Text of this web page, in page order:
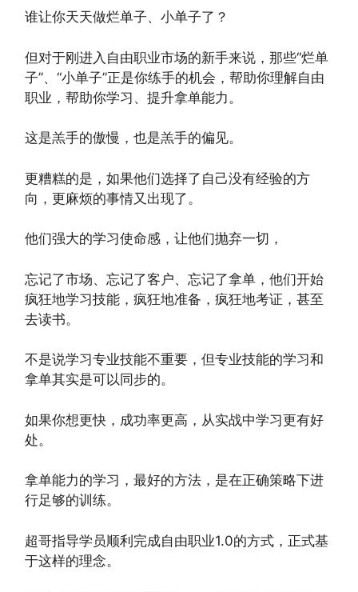
谁让你天天做烂单子、小单子了？
但对于刚进入自由职业市场的新手来说，那些“烂单
子”、“小单子”正是你练手的机会，帮助你理解自由
职业，帮助你学习、提升拿单能力。
这是羔手的傲慢，也是羔手的偏见。
更糟糕的是，如果他们选择了自己没有经验的方
向，更麻烦的事情又出现了。
他们强大的学习使命感，让他们抛弃一切，
忘记了市场、忘记了客户、忘记了拿单，他们开始
疯狂地学习技能，疯狂地准备，疯狂地考证，甚至
去读书。
不是说学习专业技能不重要，但专业技能的学习和
拿单其实是可以同步的。
如果你想更快，成功率更高，从实战中学习更有好
处。
拿单能力的学习，最好的方法，是在正确策略下进
行足够的训练。
超哥指导学员顺利完成自由职业1.0的方式，正式基
于这样的理念。